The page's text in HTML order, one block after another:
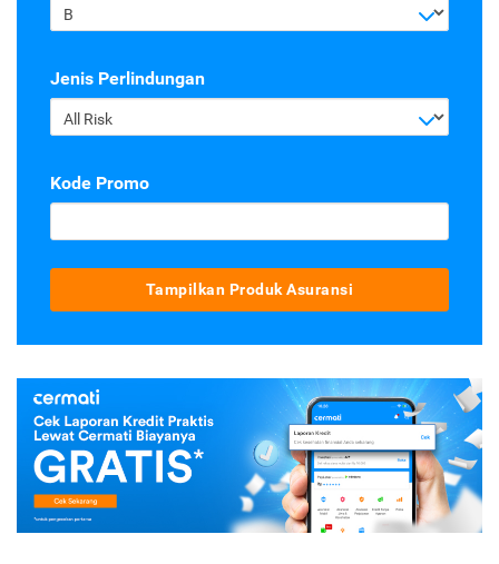
B
Jenis Perlindungan
All Risk
Kode Promo
Tampilkan Produk Asuransi